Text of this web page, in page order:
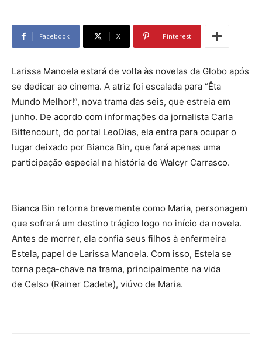
Facebook X Pinterest
Larissa Manoela estará de volta às novelas da Globo após
se dedicar ao cinema. A atriz foi escalada para “Êta
Mundo Melhor!”, nova trama das seis, que estreia em
junho. De acordo com informações da jornalista Carla
Bittencourt, do portal LeoDias, ela entra para ocupar o
lugar deixado por Bianca Bin, que fará apenas uma
participação especial na história de Walcyr Carrasco.
Bianca Bin retorna brevemente como Maria, personagem
que sofrerá um destino trágico logo no início da novela.
Antes de morrer, ela confia seus filhos à enfermeira
Estela, papel de Larissa Manoela. Com isso, Estela se
torna peça-chave na trama, principalmente na vida
de Celso (Rainer Cadete), viúvo de Maria.